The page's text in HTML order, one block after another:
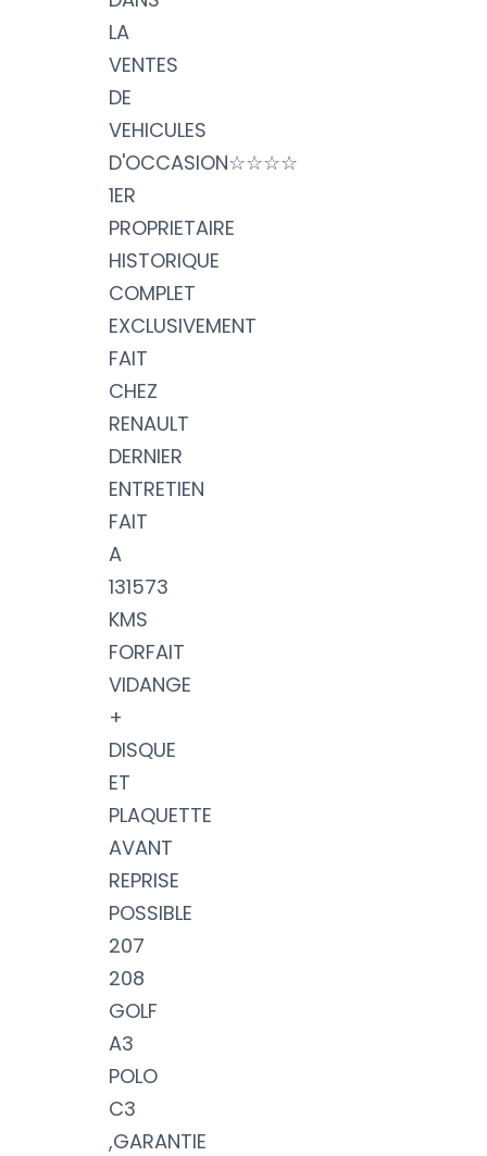
LA
VENTES
DE
VEHICULES
D'OCCASION☆☆☆☆
1ER
PROPRIETAIRE
HISTORIQUE
COMPLET
EXCLUSIVEMENT
FAIT
CHEZ
RENAULT
DERNIER
ENTRETIEN
FAIT
A
131573
KMS
FORFAIT
VIDANGE
+
DISQUE
ET
PLAQUETTE
AVANT
REPRISE
POSSIBLE
207
208
GOLF
A3
POLO
C3
,GARANTIE